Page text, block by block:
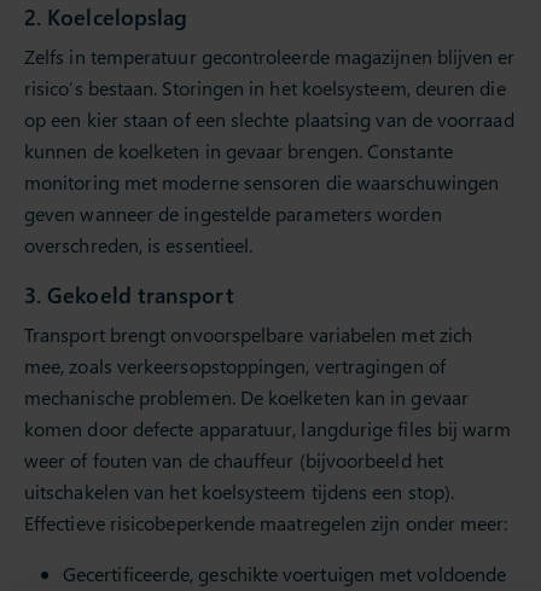
2. Koelcelopslag
Zelfs in temperatuur gecontroleerde magazijnen blijven er
risico’s bestaan. Storingen in het koelsysteem, deuren die
op een kier staan of een slechte plaatsing van de voorraad
kunnen de koelketen in gevaar brengen. Constante
monitoring met moderne sensoren die waarschuwingen
geven wanneer de ingestelde parameters worden
overschreden, is essentieel.
3. Gekoeld transport
Transport brengt onvoorspelbare variabelen met zich
mee, zoals verkeersopstoppingen, vertragingen of
mechanische problemen. De koelketen kan in gevaar
komen door defecte apparatuur, langdurige files bij warm
weer of fouten van de chauffeur (bijvoorbeeld het
uitschakelen van het koelsysteem tijdens een stop).
Effectieve risicobeperkende maatregelen zijn onder meer:
Gecertificeerde, geschikte voertuigen met voldoende